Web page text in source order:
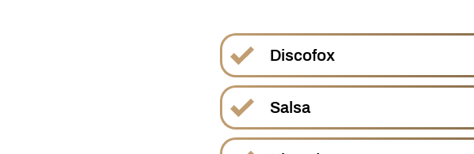
Discofox
Salsa